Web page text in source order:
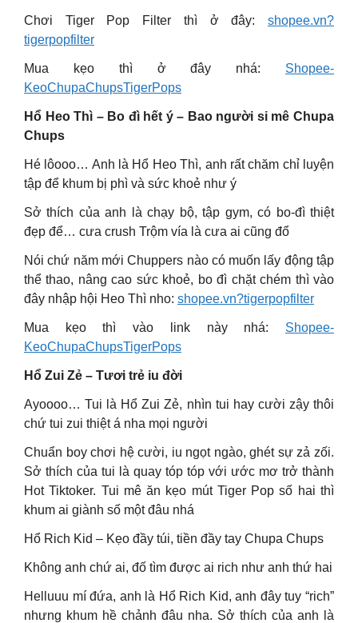
Chơi Tiger Pop Filter thì ở đây: shopee.vn?
tigerpopfilter
Mua kẹo thì ở đây nhá: Shopee-
KeoChupaChupsTigerPops
Hổ Heo Thì – Bo đì hết ý – Bao người si mê Chupa
Chups
Hé lôooo… Anh là Hổ Heo Thì, anh rất chăm chỉ luyện
tập để khum bị phì và sức khoẻ như ý
Sở thích của anh là chạy bộ, tập gym, có bo-đì thiệt
đẹp để… cưa crush Trộm vía là cưa ai cũng đổ
Nói chứ năm mới Chuppers nào có muốn lấy động tập
thể thao, nâng cao sức khoẻ, bo đì chặt chém thì vào
đây nhập hội Heo Thì nho: shopee.vn?tigerpopfilter
Mua kẹo thì vào link này nhá: Shopee-
KeoChupaChupsTigerPops
Hổ Zui Zẻ – Tươi trẻ iu đời
Ayoooo… Tui là Hổ Zui Zẻ, nhìn tui hay cười zậy thôi
chứ tui zui thiệt á nha mọi người
Chuẩn boy chơi hệ cười, iu ngọt ngào, ghét sự zả zối.
Sở thích của tui là quay tóp tóp với ước mơ trở thành
Hot Tiktoker. Tui mê ăn kẹo mút Tiger Pop số hai thì
khum ai giành số một đâu nhá
Hổ Rich Kid – Kẹo đầy túi, tiền đầy tay Chupa Chups
Không anh chứ ai, đố tìm được ai rich như anh thứ hai
Helluuu mí đứa, anh là Hổ Rich Kid, anh đây tuy “rich”
nhưng khum hề chảnh đâu nha. Sở thích của anh là